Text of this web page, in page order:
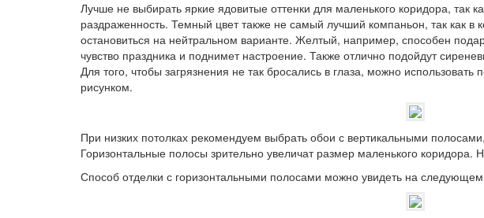
Лучше не выбирать яркие ядовитые оттенки для маленького коридора, так
раздраженность. Темный цвет также не самый лучший компаньон, так как
остановиться на нейтральном варианте. Желтый, например, способен
чувство праздника и поднимет настроение. Также отлично подойдут
Для того, чтобы загрязнения не так бросались в глаза, можно
рисунком.
При низких потолках рекомендуем выбрать обои с вертикальными
Горизонтальные полосы зрительно увеличат размер маленького
Способ отделки с горизонтальными полосами можно увидеть на